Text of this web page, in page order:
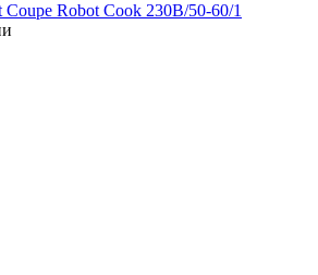
Coupe Robot Cook 230В/50-60/1